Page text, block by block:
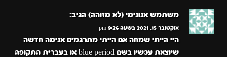
משתמש אנונימי (לא מזוהה) הגיב:
אוקטובר 15, 2021 בשעה 9:26 pm
היי הייתי שמחה אם הייתי מתרגמים אנימה חדשה
שיוצאת עכשיו בשם blue period או בעברית התקופה